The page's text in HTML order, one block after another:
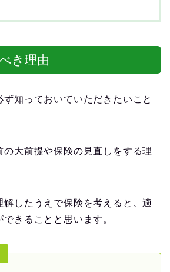
き理由
知っておいていただきたいこと
の大前提や保険の見直しをする理
解したうえで保険を考えると、適
きることと思います。